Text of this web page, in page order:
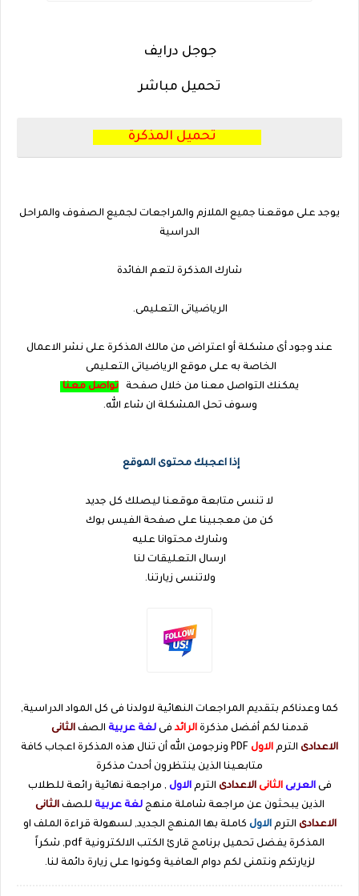
جوجل درايف
تحميل مباشر
تحميل المذكرة
يوجد على موقعنا جميع الملازم والمراجعات لجميع الصفوف والمراحل
الدراسية
شارك المذكرة لتعم الفائدة
الرياضياتى التعليمى.
عند وجود أى مشكلة أو اعتراض من مالك المذكرة على نشر الاعمال
الخاصة به علىموقع الرياضياتى التعليمى
يمكنك التواصل معنا من خلال صفحة
تواصل معنا
وسوف تحل المشكلة ان شاء الله.
إذا اعجبك محتوى الموقع
لا تنسى متابعة موقعنا ليصلك كل جديد
كن من معجبينا على صفحة الفيس بوك
وشارك محتوانا عليه
ارسال التعليقات لنا
ولاتنسى زيارتنا.
كما وعدناكم بتقديم المراجعات النهائية لاولدنا فى كل المواد الدراسية,
قدمنا لكم أفضل مذكرةالرائدفىلغة عربيةالصفالثانى
الاعدادىالترمالاول
PDF ونرجومن الله أن تنال هذه المذكرة اعجاب كافة
متابعينا الذين ينتظرون أحدث مذكرة
فىالعربىالثانىالاعدادىالترمالاول, مراجعة نهائية رائعة للطلاب
الذين يبحثون عن مراجعة شاملة منهجلغة عربيةللصفالثانى
الاعدادىالترمالاولكاملة بها المنهج الجديد, لسهولة قراءة الملف او
المذكرة يفضل تحميل برنامج قارئ الكتب الالكترونية pdf, شكراً
لزيارتكم ونتمنى لكم دوام العافية وكونوا على زيارة دائمة لنا.